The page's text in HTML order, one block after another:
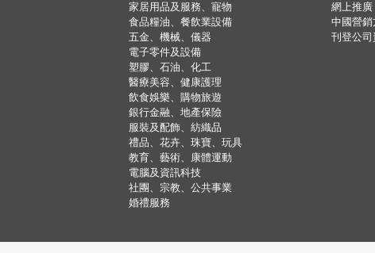
家居用品及服務、寵物
食品糧油、餐飲業設備
五金、機械、儀器
電子零件及設備
塑膠、石油、化工
醫療美容、健康護理
飲食娛樂、購物旅遊
銀行金融、地產保險
服裝及配飾、紡織品
禮品、花卉、珠寶、玩具
教育、藝術、康體運動
電腦及資訊科技
社團、宗教、公共事業
婚禮服務
網上推廣
中國營銷
刊登公司